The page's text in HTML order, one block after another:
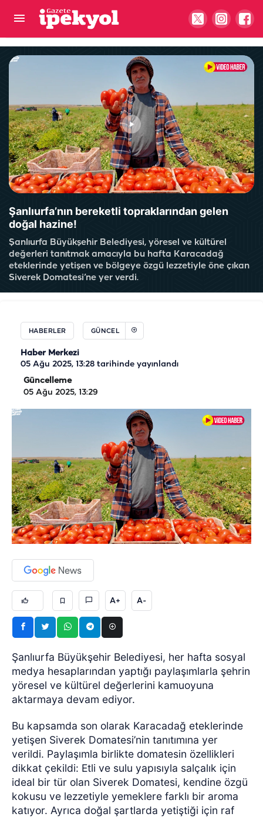
Şanlıurfa’nın bereketli topraklarından gelen
doğal hazine!
Şanlıurfa Büyükşehir Belediyesi, yöresel ve kültürel
değerleri tanıtmak amacıyla bu hafta Karacadağ
eteklerinde yetişen ve bölgeye özgü lezzetiyle öne çıkan
Siverek Domatesi’ne yer verdi.
HABERLER GÜNCEL
Haber Merkezi
05 Ağu 2025, 13:28 tarihinde yayınlandı
Güncelleme
05 Ağu 2025, 13:29
A+ A-
Şanlıurfa Büyükşehir Belediyesi, her hafta sosyal
medya hesaplarından yaptığı paylaşımlarla şehrin
yöresel ve kültürel değerlerini kamuoyuna
aktarmaya devam ediyor.
Bu kapsamda son olarak Karacadağ eteklerinde
yetişen Siverek Domatesi’nin tanıtımına yer
verildi. Paylaşımla birlikte domatesin özellikleri
dikkat çekildi: Etli ve sulu yapısıyla salçalık için
ideal bir tür olan Siverek Domatesi, kendine özgü
kokusu ve lezzetiyle yemeklere farklı bir aroma
katıyor. Ayrıca doğal şartlarda yetiştiği için raf
Şanlıurfa'nın en işlek güzergahı trafiğe kapanıyor!